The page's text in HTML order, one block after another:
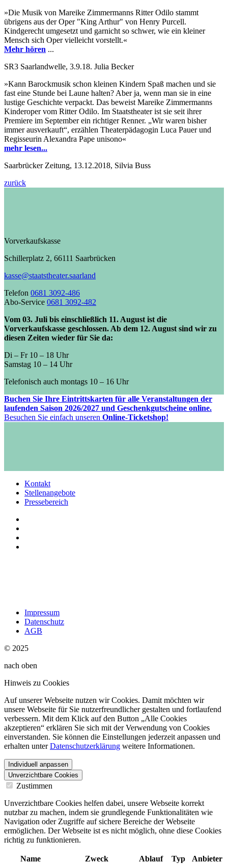
»Die Musik von Mareike Zimmermanns Ritter Odilo stammt
übrigens aus der Oper "King Arthur" von Henry Purcell.
Kindgerecht umgesetzt und garnicht so schwer, wie ein kleiner
Mensch sich Oper vielleicht vorstellt.«
Mehr hören ...
SR3 Saarlandwelle, 3.9.18. Julia Becker
»Kann Barockmusik schon kleinen Kindern Spaß machen und sie
fast eine Stunde bei Laune halten? Aber ja, wenn man sie in eine
lustige Geschichte verpackt. Das beweist Mareike Zimmermanns
Kinderoper vom Ritter Odilo. Im Staatstheater ist sie seit ihrer
Premiere im September ein richtiger Renner. „Wir waren bisher
immer ausverkauft“, erzählen Theaterpädagogin Luca Pauer und
Regisseurin Alexandra Pape unisono«
mehr lesen...
Saarbrücker Zeitung, 13.12.2018, Silvia Buss
zurück
Vorverkaufskasse
Schillerplatz 2, 66111 Saarbrücken
kasse@staatstheater.saarland
Telefon 0681 3092-486
Abo-Service 0681 3092-482
Vom 03. Juli bis einschließlich 11. August ist die
Vorverkaufskasse geschlossen. Ab dem 12. August sind wir zu
diesen Zeiten wieder für Sie da:
Di – Fr 10 – 18 Uhr
Samstag 10 – 14 Uhr
Telefonisch auch montags 10 – 16 Uhr
Buchen Sie Ihre Eintrittskarten für alle Veranstaltungen der
laufenden Saison 2026/2027 und Geschenkgutscheine online.
Besuchen Sie einfach unseren Online-Ticketshop!
Kontakt
Stellenangebote
Pressebereich
Impressum
Datenschutz
AGB
© 2025
nach oben
Hinweis zu Cookies
Auf unserer Webseite nutzen wir Cookies. Damit möchten wir
unsere Webseite für Sie nutzerfreundlicher gestalten und fortlaufend
verbessern. Mit dem Klick auf den Button „Alle Cookies
akzeptieren“ erklären Sie sich mit der Verwendung von Cookies
einverstanden. Sie können die Einstellungen jederzeit anpassen und
erhalten unterDatenschutzerklärung weitere Informationen.
Individuell anpassen
Unverzichtbare Cookies
Zustimmen
Unverzichtbare Cookies helfen dabei, unsere Webseite korrekt
nutzbar zu machen, indem sie grundlegende Funktionalitäten wie
Navigation oder Zugriffe auf sichere Bereiche der Webseite
ermöglichen. Der Webseite ist es nicht möglich, ohne diese Cookies
richtig zu funktionieren.
Name Zweck Ablauf Typ Anbieter